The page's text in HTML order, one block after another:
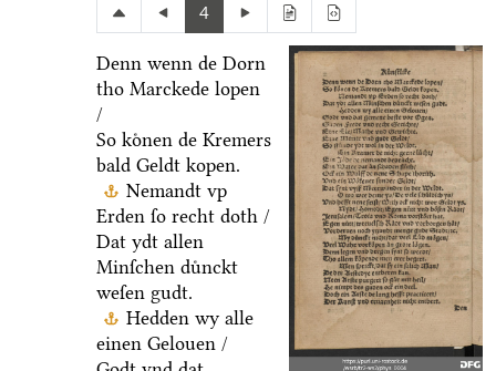
4
Denn wenn de Dorn
tho Marckede lopen
/
So koͤnen de Kremers
bald Geldt kopen.
Nemandt vp
Erden ſo recht doth /
Dat ydt allen
Minſchen duͤnckt
weſen gudt.
Hedden wy alle
einen Gelouen /